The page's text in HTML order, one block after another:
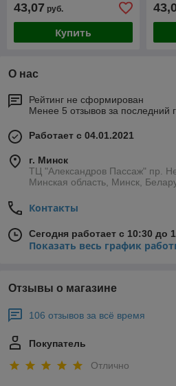
43,07 руб.
Купить
О нас
Рейтинг не сформирован
Менее 5 отзывов за последний
Работает с 04.01.2021
г. Минск
ТЦ "Александров Пассаж" пр.
Минская область, Минск,
Контакты
Сегодня работает с 10:30 до
Показать весь график
Отзывы о магазине
106 отзывов за всё время
Покупатель
Отлично